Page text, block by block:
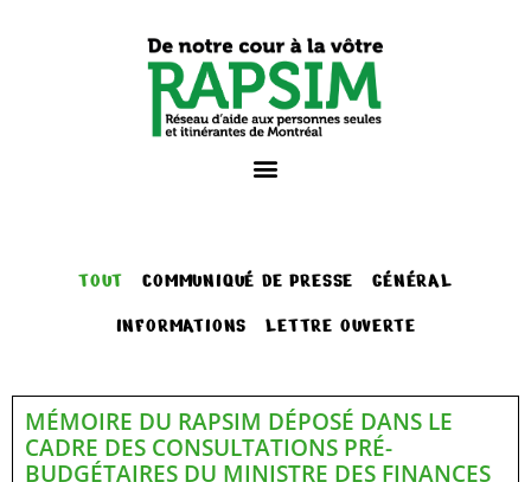
COMMUNIQUÉ DE PRESSE
GÉNÉRAL
INFORMATIONS
LETTRE OUVERTE
TOUT
MÉMOIRE DU RAPSIM DÉPOSÉ DANS LE
CADRE DES CONSULTATIONS PRÉ-
BUDGÉTAIRES DU MINISTRE DES FINANCES